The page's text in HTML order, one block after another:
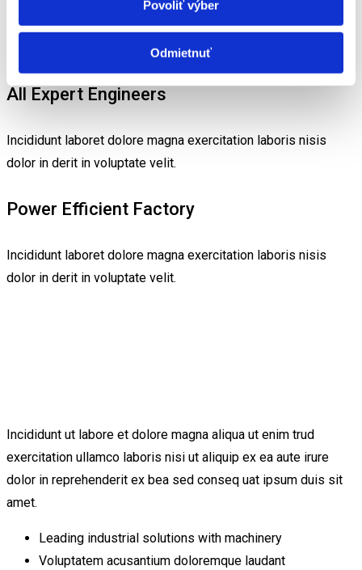
Povoliť výber
Odmietnuť
Incididunt laboret dolore magna exercitation laboris nisis
dolor in derit in voluptate velit.
All Expert Engineers
Incididunt laboret dolore magna exercitation laboris nisis
dolor in derit in voluptate velit.
Power Efficient Factory
Incididunt laboret dolore magna exercitation laboris nisis
dolor in derit in voluptate velit.
Incididunt ut labore et dolore magna aliqua ut enim trud
exercitation ullamco laboris nisi ut aliquip ex ea aute irure
dolor in reprehenderit ex bea sed conseq uat ipsum duis sit
amet.
Leading industrial solutions with machinery
Voluptatem acusantium doloremque laudant